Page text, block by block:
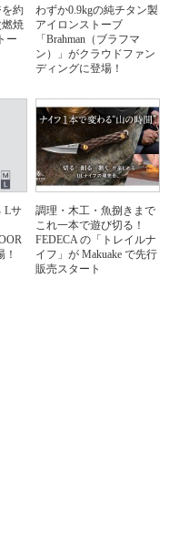
約
焼
ー
わずか0.9kgの純チタン製
アイロンストーブ
「Brahman（ブラフマ
ン）」がクラウドファン
ディングに登場！
Lサ
調理・木工・魚捌きまで
これ一本で遊び切る！
FEDECA の「トレイルナ
イフ」が Makuake で先行
販売スタート